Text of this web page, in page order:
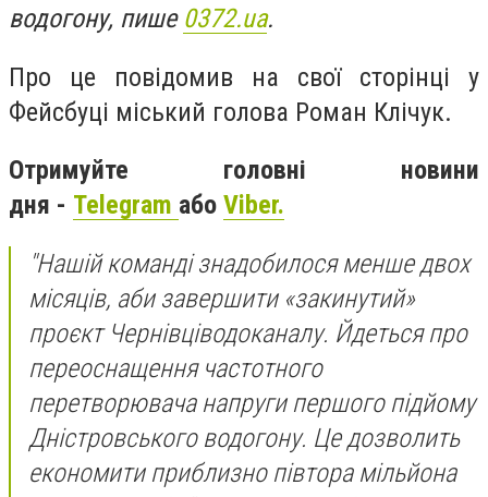
водогону, пише 0372.ua.
Про це повідомив на свої сторінці у
Фейсбуці міський голова Роман Клічук.
Отримуйте головні новини
дня - Telegram або Viber.
"Нашій команді знадобилося менше двох
місяців, аби завершити «закинутий»
проєкт Чернівціводоканалу. Йдеться про
переоснащення частотного
перетворювача напруги першого підйому
Дністровського водогону. Це дозволить
економити приблизно півтора мільйона